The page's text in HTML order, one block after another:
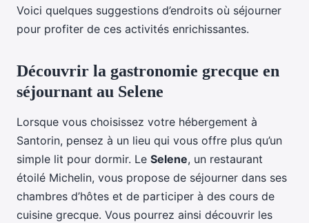
Voici quelques suggestions d’endroits où séjourner
pour profiter de ces activités enrichissantes.
Découvrir la gastronomie grecque en
séjournant au Selene
Lorsque vous choisissez votre hébergement à
Santorin, pensez à un lieu qui vous offre plus qu’un
simple lit pour dormir. Le Selene, un restaurant
étoilé Michelin, vous propose de séjourner dans ses
chambres d’hôtes et de participer à des cours de
cuisine grecque. Vous pourrez ainsi découvrir les